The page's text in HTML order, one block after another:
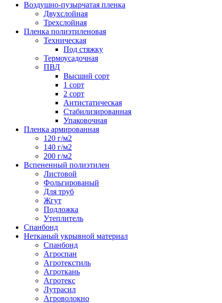
Воздушно-пузырчатая пленка
Двухслойная
Трехслойная
Пленка полиэтиленовая
Техническая
Под стяжку
Термоусадочная
ПВД
Высший сорт
1 сорт
2 сорт
Антистатическая
Стабилизированная
Упаковочная
Пленка армированная
120 г/м2
140 г/м2
200 г/м2
Вспененный полиэтилен
Листовой
Фольгированый
Для труб
Жгут
Подложка
Утеплитель
Спанбонд
Нетканый укрывной материал
Спанбонд
Агроспан
Агротекстиль
Агроткань
Агротекс
Лутрасил
Агроволокно